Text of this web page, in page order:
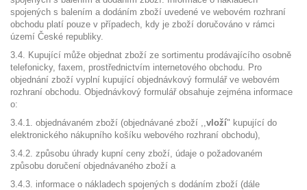
spojených s balením a dodáním zboží uvedené ve webovém rozhraní
obchodu platí pouze v případech, kdy je zboží doručováno v rámci
území České republiky.
3.4. Kupující může objednat zboží ze sortimentu prodávajícího osobně
telefonicky, faxem, prostřednictvím internetového obchodu. Pro
objednání zboží vyplní kupující objednávkový formulář ve webovém
rozhraní obchodu. Objednávkový formulář obsahuje zejména informace
o:
3.4.1. objednávaném zboží (objednávané zboží ,,vloží" kupující do
elektronického nákupního košíku webového rozhraní obchodu),
3.4.2. způsobu úhrady kupní ceny zboží, údaje o požadovaném
způsobu doručení objednávaného zboží a
3.4.3. informace o nákladech spojených s dodáním zboží (dále